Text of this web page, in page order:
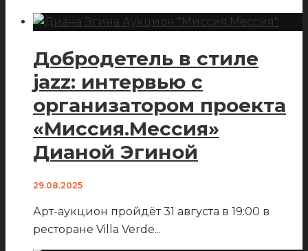
Добродетель в стиле
jazz: интервью с
организатором проекта
«Миссия.Мессия»
Дианой Эгиной
29.08.2025
Арт-аукцион пройдёт 31 августа в 19:00 в
ресторане Villa Verde...